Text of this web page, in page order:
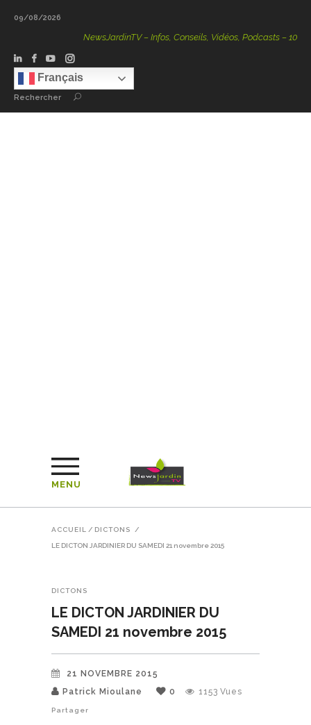
09/08/2026
NewsJardinTV – Infos, Conseils, Vidéos, Podcasts – 100 %
Français
Rechercher
MENU
ACCUEIL / DICTONS /
LE DICTON JARDINIER DU SAMEDI 21 novembre 2015
DICTONS
LE DICTON JARDINIER DU
SAMEDI 21 novembre 2015
21 NOVEMBRE 2015
Patrick Mioulane
0 1153 Vues
Partager